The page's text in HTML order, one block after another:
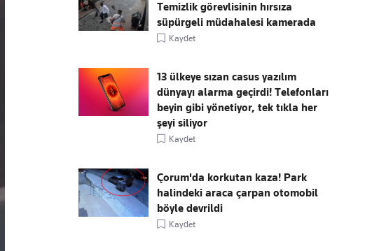
Temizlik görevlisinin hırsıza
süpürgeli müdahalesi kamerada
Kaydet
13 ülkeye sızan casus yazılım
dünyayı alarma geçirdi! Telefonları
beyin gibi yönetiyor, tek tıkla her
şeyi siliyor
Kaydet
Çorum'da korkutan kaza! Park
halindeki araca çarpan otomobil
böyle devrildi
Kaydet